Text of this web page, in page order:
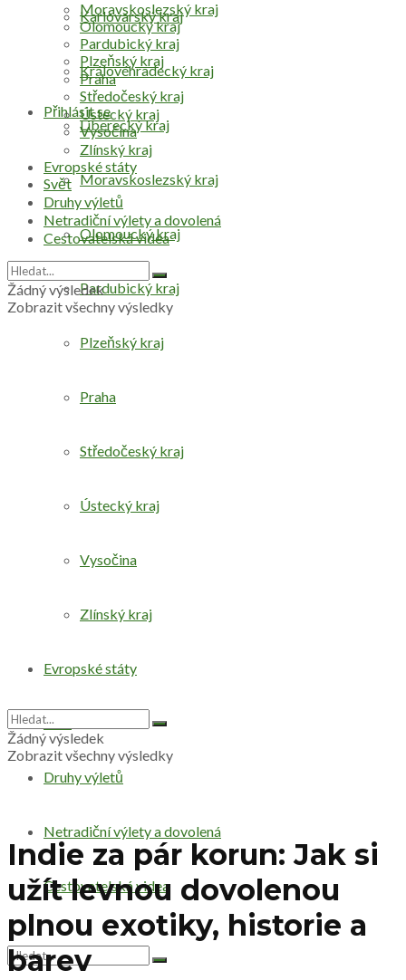
Přihlásit se
Karlovarský kraj
Královéhradecký kraj
Liberecký kraj
Moravskoslezský kraj
Olomoucký kraj
Pardubický kraj
Plzeňský kraj
Praha
Středočeský kraj
Ústecký kraj
Vysočina
Zlínský kraj
Evropské státy
Svět
Druhy výletů
Netradiční výlety a dovolená
Cestovatelská videa
Moravskoslezský kraj
Olomoucký kraj
Pardubický kraj
Plzeňský kraj
Praha
Středočeský kraj
Ústecký kraj
Vysočina
Zlínský kraj
Evropské státy
Svět
Druhy výletů
Netradiční výlety a dovolená
Cestovatelská videa
Žádný výsledek
Zobrazit všechny výsledky
Žádný výsledek
Zobrazit všechny výsledky
Indie za pár korun: Jak si
užít levnou dovolenou
plnou exotiky, historie a
barev